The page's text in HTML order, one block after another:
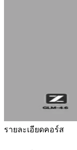
รายละเอียดคอร์ส